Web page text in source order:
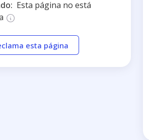
Esta página no está
esta página